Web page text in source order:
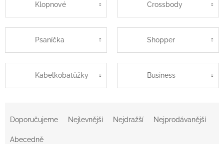
Klopnové Crossbody
Psaníčka Shopper
Kabelkobatůžky Business
Doporučujeme Nejlevnější Nejdražší Nejprodávanější
Abecedně